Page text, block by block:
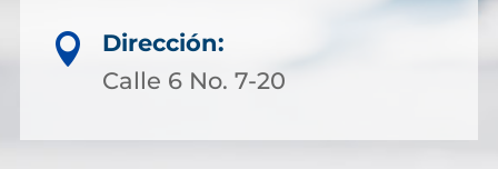

Dirección:
Calle 6 No. 7-20